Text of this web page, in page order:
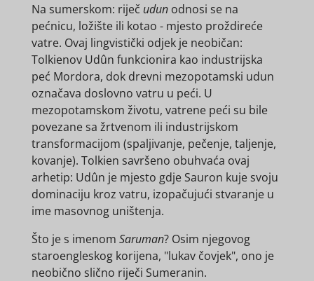
Na sumerskom: riječ udunodnosi se na
pećnicu, ložište ili kotao - mjesto proždireće
vatre. Ovaj lingvistički odjek je neobičan:
Tolkienov Udûn funkcionira kao industrijska
peć Mordora, dok drevni mezopotamski udun
označava doslovno vatru u peći. U
mezopotamskom životu, vatrene peći su bile
povezane sa žrtvenom ili industrijskom
transformacijom (spaljivanje, pečenje, taljenje,
kovanje). Tolkien savršeno obuhvaća ovaj
arhetip: Udûn je mjesto gdje Sauron kuje svoju
dominaciju kroz vatru, izopačujući stvaranje u
ime masovnog uništenja.
Što je s imenom Saruman? Osim njegovog
staroengleskog korijena, "lukav čovjek", ono je
neobično slično riječi Sumeranin.